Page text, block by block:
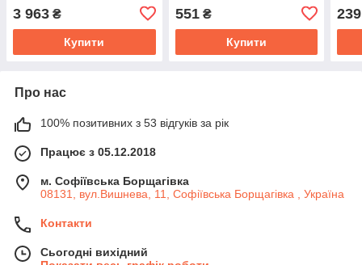
3 963 ₴
Купити
551₴
Купити
239
Про нас
100% позитивних з 53 відгуків за рік
Працює з 05.12.2018
м. Софіївська Борщагівка
08131, вул.Вишнева, 11, Софіївська Борщагівка , Україна
Контакти
Сьогодні вихідний